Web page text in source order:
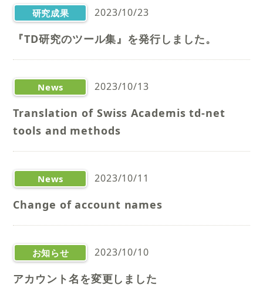
研究成果 2023/10/23
『TD研究のツール集』を発行しました。
News 2023/10/13
Translation of Swiss Academis td-net
tools and methods
News 2023/10/11
Change of account names
お知らせ 2023/10/10
アカウント名を変更しました